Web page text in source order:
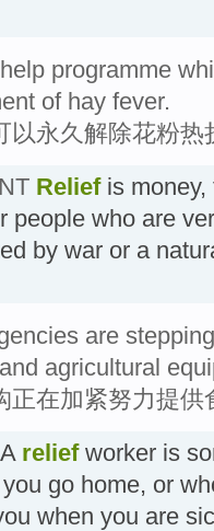
programme
of hay fever.
永久解除花粉热
Reliefis money,
people who are
by war or a
are
agricultural
正在加紧努力提
A reliefworker is
go home, or
when you are